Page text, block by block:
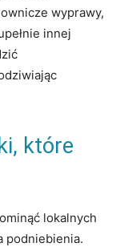
wyprawy,
innej
które
lokalnych
podniebienia.